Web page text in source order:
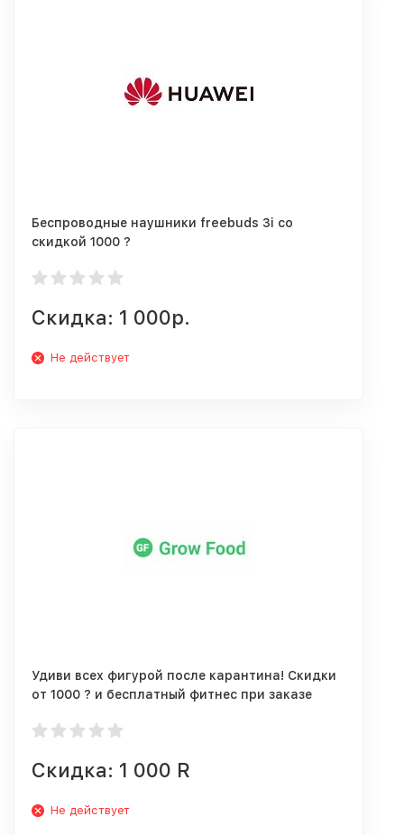
Беспроводные наушники freebuds 3i со
скидкой 1000 ?
Скидка: 1 000р.
Не действует
Удиви всех фигурой после карантина! Скидки
от 1000 ? и бесплатный фитнес при заказе
Скидка: 1 000 R
Не действует